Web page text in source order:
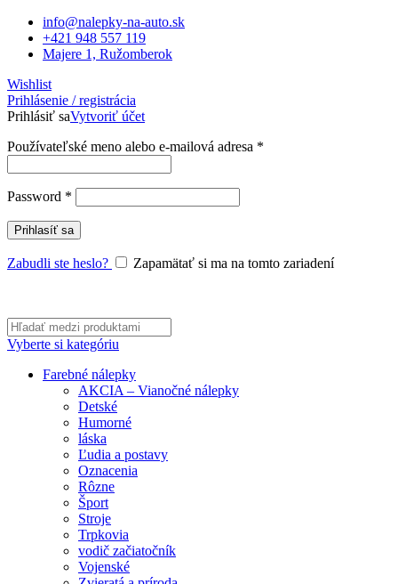
info@nalepky-na-auto.sk
+421 948 557 119
Majere 1, Ružomberok
Wishlist
Prihlásenie / registrácia
Prihlásiť saVytvoriť účet
Používateľské meno alebo e-mailová adresa *
Password *
Prihlasíť sa
Zabudli ste heslo? Zapamätať si ma na tomto zariadení
Vyberte si kategóriu
Farebné nálepky
AKCIA – Vianočné nálepky
Detské
Humorné
láska
Ľudia a postavy
Oznacenia
Rôzne
Šport
Stroje
Trpkovia
vodič začiatočník
Vojenské